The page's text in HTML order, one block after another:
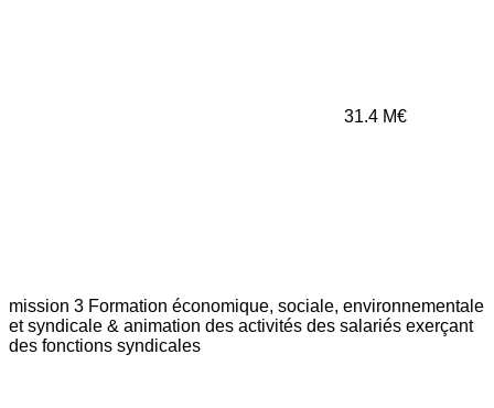
31.4 M€
mission 3 Formation économique, sociale, environnementale
et syndicale & animation des activités des salariés exerçant
des fonctions syndicales